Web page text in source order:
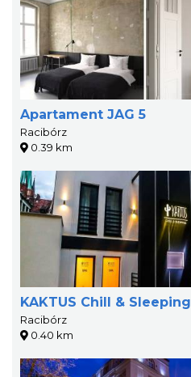
Apartament JAG 5
Racibórz
0.39 km
KAKTUS Chill & Sleeping
Racibórz
0.40 km